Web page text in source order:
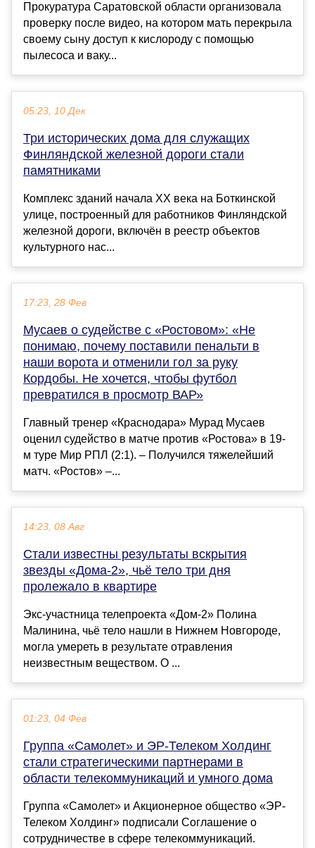
Прокуратура Саратовской области организовала
проверку после видео, на котором мать перекрыла
своему сыну доступ к кислороду с помощью
пылесоса и ваку...
05:23, 10 Дек
Три исторических дома для служащих
Финляндской железной дороги стали
памятниками
Комплекс зданий начала XX века на Боткинской
улице, построенный для работников Финляндской
железной дороги, включён в реестр объектов
культурного нас...
17:23, 28 Фев
Мусаев о судействе с «Ростовом»: «Не
понимаю, почему поставили пенальти в
наши ворота и отменили гол за руку
Кордобы. Не хочется, чтобы футбол
превратился в просмотр ВАР»
Главный тренер «Краснодара» Мурад Мусаев
оценил судейство в матче против «Ростова» в 19-
м туре Мир РПЛ (2:1). – Получился тяжелейший
матч. «Ростов» –...
14:23, 08 Авг
Стали известны результаты вскрытия
звезды «‎Дома-2», чьё тело три дня
пролежало в квартире
Экс-участница телепроекта «Дом-2» Полина
Малинина, чьё тело нашли в Нижнем Новгороде,
могла умереть в результате отравления
неизвестным веществом. О ...
01:23, 04 Фев
Группа «Самолет» и ЭР-Телеком Холдинг
стали стратегическими партнерами в
области телекоммуникаций и умного дома
Группа «Самолет» и Акционерное общество «ЭР-
Телеком Холдинг» подписали Соглашение о
сотрудничестве в сфере телекоммуникаций.